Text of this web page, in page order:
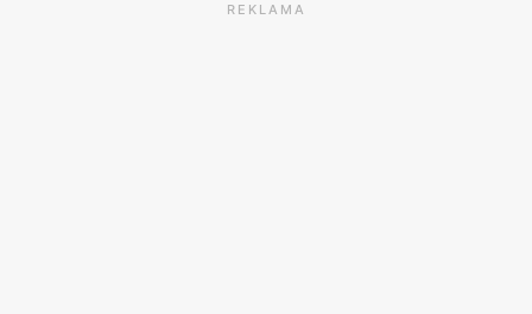
REKLAMA